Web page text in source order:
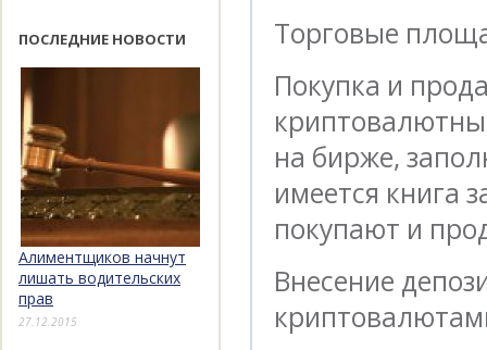
Торговые
Покупка и
на бирже,
имеется книга
покупают и
Внесение
ПОСЛЕДНИЕ НОВОСТИ
Алиментщиков начнут
лишать водительских
прав
27.12.2015